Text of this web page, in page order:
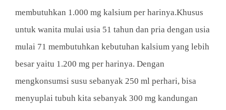
membutuhkan 1.000 mg kalsium per harinya.Khusus
untuk wanita mulai usia 51 tahun dan pria dengan usia
mulai 71 membutuhkan kebutuhan kalsium yang lebih
besar yaitu 1.200 mg per harinya. Dengan
mengkonsumsi susu sebanyak 250 ml perhari, bisa
menyuplai tubuh kita sebanyak 300 mg kandungan